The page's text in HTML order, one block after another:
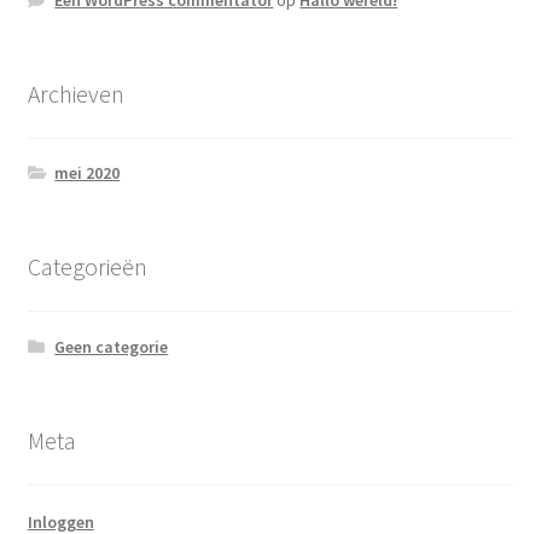
Archieven
mei 2020
Categorieën
Geen categorie
Meta
Inloggen